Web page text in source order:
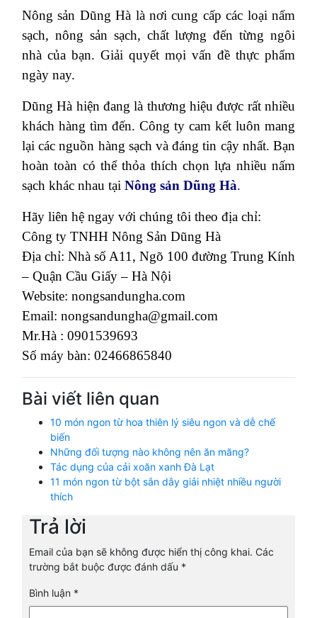
Nông sản Dũng Hà là nơi cung cấp các loại nấm
sạch, nông sản sạch, chất lượng đến từng ngôi
nhà của bạn. Giải quyết mọi vấn đề thực phẩm
ngày nay.
Dũng Hà hiện đang là thương hiệu được rất nhiều
khách hàng tìm đến. Công ty cam kết luôn mang
lại các nguồn hàng sạch và đáng tin cậy nhất. Bạn
hoàn toàn có thể thỏa thích chọn lựa nhiều nấm
sạch khác nhau tại Nông sản Dũng Hà.
Hãy liên hệ ngay với chúng tôi theo địa chỉ:
Công ty TNHH Nông Sản Dũng Hà
Địa chỉ: Nhà số A11, Ngõ 100 đường Trung Kính
– Quận Cầu Giấy – Hà Nội
Website: nongsandungha.com
Email: nongsandungha@gmail.com
Mr.Hà : 0901539693
Số máy bàn: 02466865840
Bài viết liên quan
10 món ngon từ hoa thiên lý siêu ngon và dễ chế
biến
Những đối tượng nào không nên ăn măng?
Tác dụng của cải xoăn xanh Đà Lạt
11 món ngon từ bột sắn dây giải nhiệt nhiều người
thích
Trả lời
Email của bạn sẽ không được hiển thị công khai. Các
trường bắt buộc được đánh dấu *
Bình luận *